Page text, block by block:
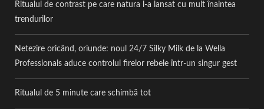
Ritualul de contrast pe care natura l-a lansat cu mult înaintea
trendurilor
Netezire oricând, oriunde: noul 24/7 Silky Milk de la Wella
Professionals aduce controlul firelor rebele într-un singur gest
Ritualul de 5 minute care schimbă tot